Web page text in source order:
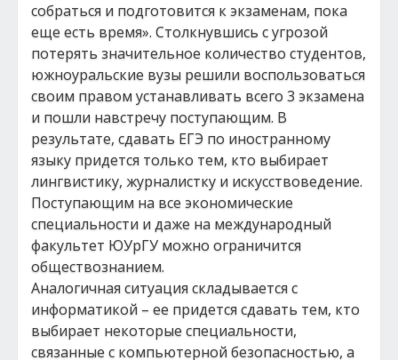
собраться и подготовится к экзаменам, пока
еще есть время». Столкнувшись с угрозой
потерять значительное количество студентов,
южноуральские вузы решили воспользоваться
своим правом устанавливать всего 3 экзамена
и пошли навстречу поступающим. В
результате, сдавать ЕГЭ по иностранному
языку придется только тем, кто выбирает
лингвистику, журналистку и искусствоведение.
Поступающим на все экономические
специальности и даже на международный
факультет ЮУрГУ можно ограничится
обществознанием.
Аналогичная ситуация складывается с
информатикой – ее придется сдавать тем, кто
выбирает некоторые специальности,
связанные с компьютерной безопасностью, а